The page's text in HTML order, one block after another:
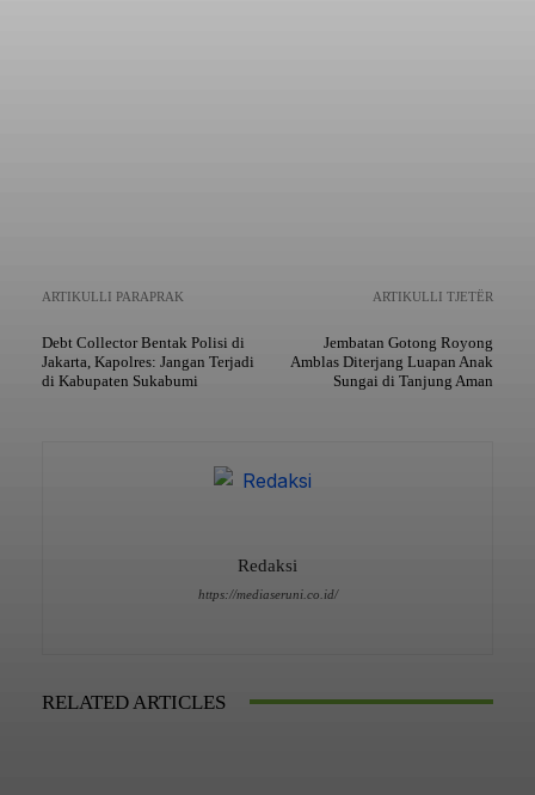
ARTIKULLI PARAPRAK
Debt Collector Bentak Polisi di
Jakarta, Kapolres: Jangan Terjadi
di Kabupaten Sukabumi
ARTIKULLI TJETËR
Jembatan Gotong Royong
Amblas Diterjang Luapan Anak
Sungai di Tanjung Aman
Redaksi
https://mediaseruni.co.id/
RELATED ARTICLES